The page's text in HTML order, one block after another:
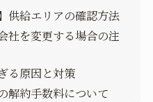
供給エリアの確認方法
社を変更する場合の注
る原因と対策
解約手数料について